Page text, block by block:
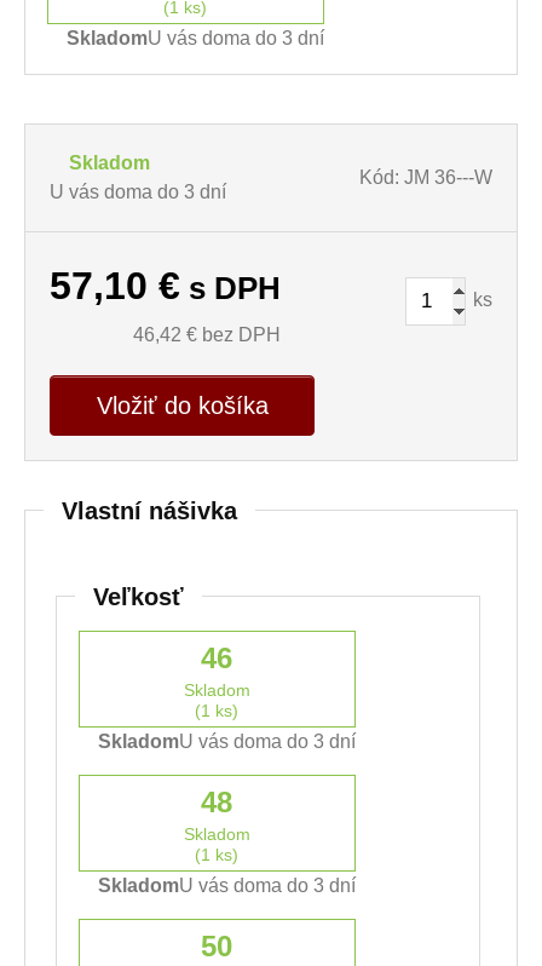
(1 ks)
SkladomU vás doma do 3 dní
Skladom
U vás doma do 3 dní
Kód: JM 36---W
57,10 € s DPH
46,42 € bez DPH
ks
Vložiť do košíka
Vlastní nášivka
Veľkosť
46
Skladom
(1 ks)
SkladomU vás doma do 3 dní
48
Skladom
(1 ks)
SkladomU vás doma do 3 dní
50